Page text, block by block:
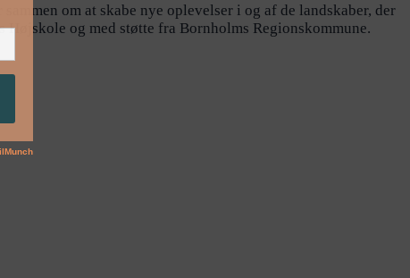
om at skabe nye oplevelser i og af de landskaber, der
og med støtte fra Bornholms Regionskommune.